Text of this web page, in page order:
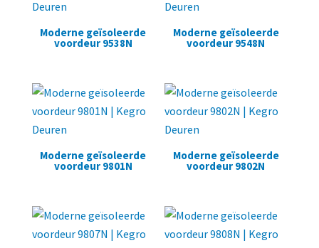
Moderne geïsoleerde
voordeur 9538N
Moderne geïsoleerde
voordeur 9548N
Moderne geïsoleerde
voordeur 9801N
Moderne geïsoleerde
voordeur 9802N